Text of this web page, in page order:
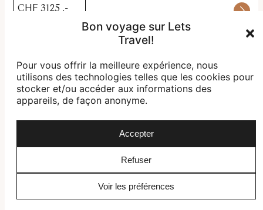
Bon voyage sur Lets
Travel!
Pour vous offrir la meilleure expérience, nous
utilisons des technologies telles que les cookies pour
stocker et/ou accéder aux informations des
appareils, de façon anonyme.
Accepter
Refuser
Voir les préférences
CHF 3125 .-